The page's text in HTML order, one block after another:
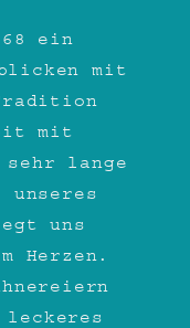
ein
mit
mit
sehr lange
uns
Herzen.